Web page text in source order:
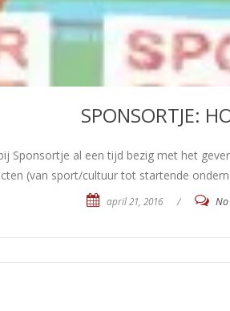
SPONSORTJE:
Sponsortje al een tijd bezig met het
(van sport/cultuur tot startende
april 21, 2016 /